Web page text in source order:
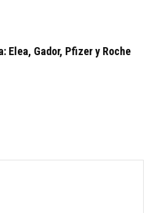
Elea, Gador, Pfizer y Roche